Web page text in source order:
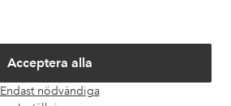
Acceptera alla
Endast nödvändiga